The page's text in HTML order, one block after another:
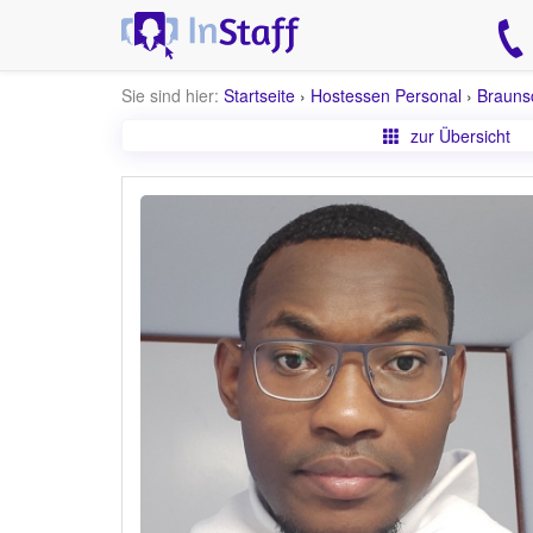
Sie sind hier: Startseite › Hostessen Personal ›
zur Übersicht